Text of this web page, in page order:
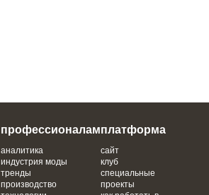
профессионалам
аналитика
индустрия моды
тренды
производство
платформа
сайт
клуб
специальные
проекты